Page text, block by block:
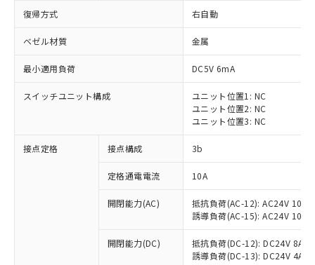
復帰方式 右自動
ベゼル材質 金属
最小適用負荷 DC5V 6mA
スイッチユニット構成
ユニット位置1: NC
ユニット位置2: NC
ユニット位置3: NC
接点定格 接点構成 3b
定格通電電流 10A
開閉能力(AC)
抵抗負荷(AC-12): AC24V 10A/
誘導負荷(AC-15): AC24V
開閉能力(DC)
抵抗負荷(DC-12): DC24V 8A/
誘導負荷(DC-13): DC24V 4A/
ご利用条件
対応済み：EU RoHS指令（10物質）の
非含有に対応した製品が提供可能な商品で
有に対応した製品に切り替える予定のある